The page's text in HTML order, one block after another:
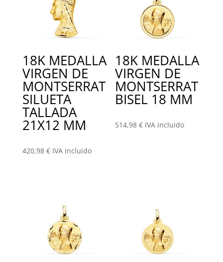
18K MEDALLA
VIRGEN DE
MONTSERRAT
SILUETA
TALLADA
21X12 MM
420,98 € IVA incluido
18K MEDALLA
VIRGEN DE
MONTSERRAT
BISEL 18 MM
514,98€ IVA incluido